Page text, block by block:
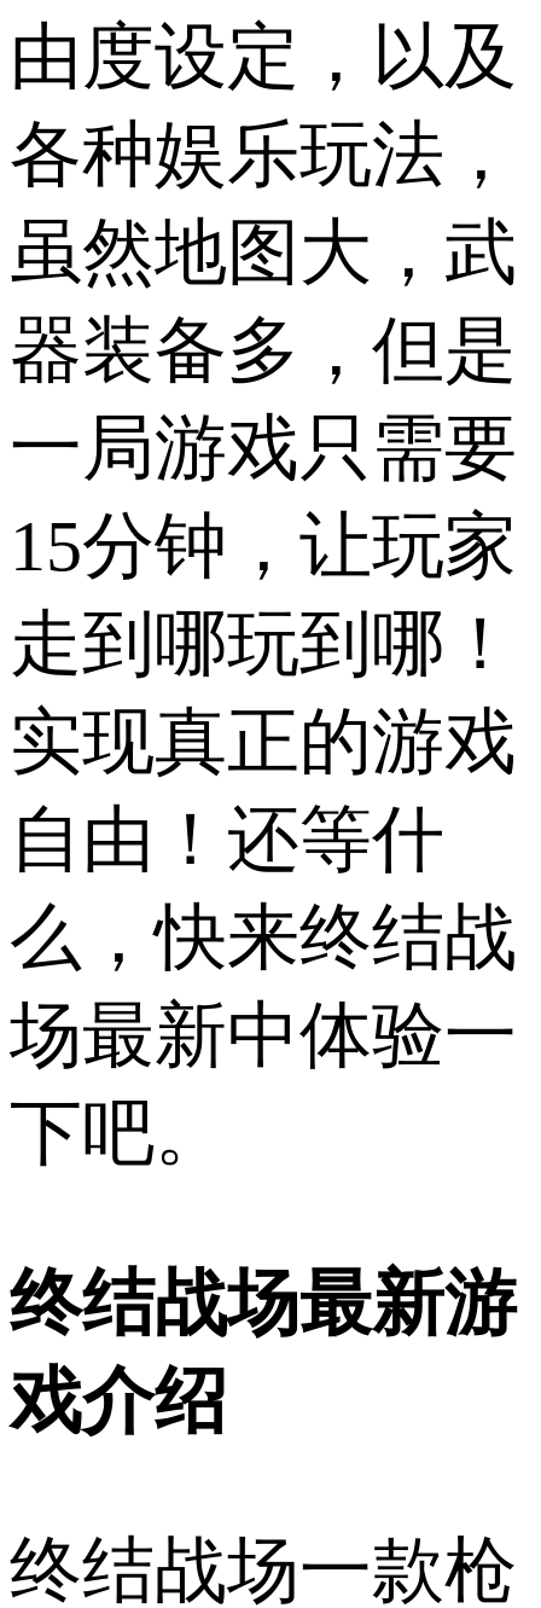
由度设定，以及
各种娱乐玩法，
虽然地图大，武
器装备多，但是
一局游戏只需要
15分钟，让玩家
走到哪玩到哪！
实现真正的游戏
自由！还等什
么，快来终结战
场最新中体验一
下吧。
终结战场最新游
戏介绍
终结战场一款枪